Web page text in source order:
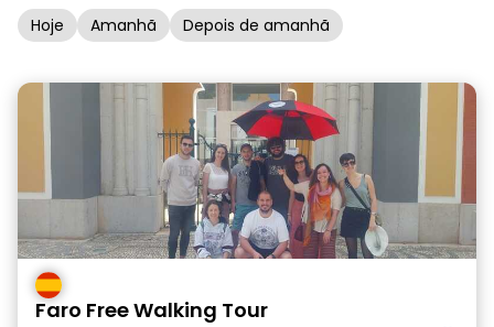
Hoje Amanhã Depois de amanhã
Faro Free Walking Tour